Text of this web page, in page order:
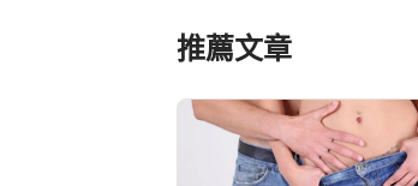
推薦文章